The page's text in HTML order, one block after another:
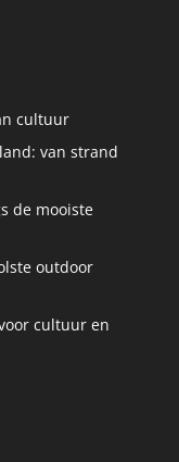
cultuur
van strand
de mooiste
outdoor
cultuur en